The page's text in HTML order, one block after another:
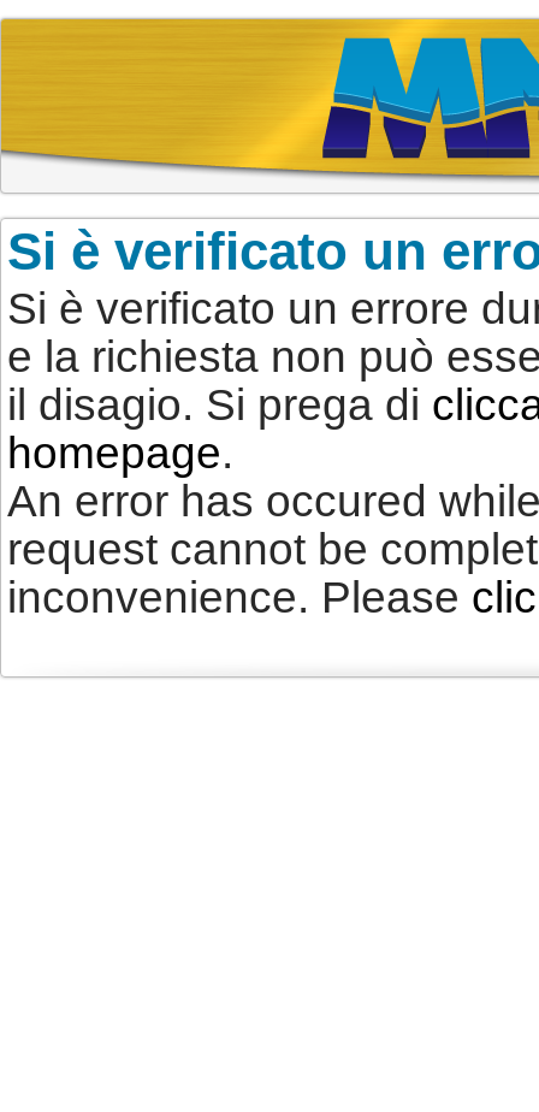
Si è verificato un
Si è verificato un errore
e la richiesta non può
il disagio. Si prega di
homepage.
An error has occured
request cannot be
inconvenience. Please